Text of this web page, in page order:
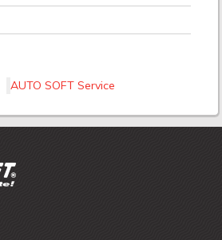
AUTO SOFT Service